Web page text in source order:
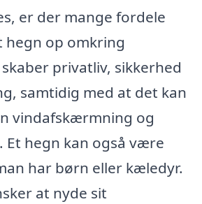
er der mange fordele
op omkring
privatliv, sikkerhed
samtidig med at det kan
vindafskærmning og
Et hegn kan også være
har børn eller kæledyr.
at nyde sit